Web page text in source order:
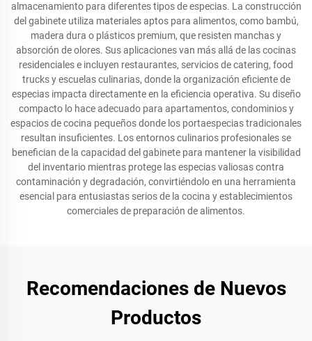
almacenamiento para diferentes tipos de especias. La construcción
del gabinete utiliza materiales aptos para alimentos, como bambú,
madera dura o plásticos premium, que resisten manchas y
absorción de olores. Sus aplicaciones van más allá de las cocinas
residenciales e incluyen restaurantes, servicios de catering, food
trucks y escuelas culinarias, donde la organización eficiente de
especias impacta directamente en la eficiencia operativa. Su diseño
compacto lo hace adecuado para apartamentos, condominios y
espacios de cocina pequeños donde los portaespecias tradicionales
resultan insuficientes. Los entornos culinarios profesionales se
benefician de la capacidad del gabinete para mantener la visibilidad
del inventario mientras protege las especias valiosas contra
contaminación y degradación, convirtiéndolo en una herramienta
esencial para entusiastas serios de la cocina y establecimientos
comerciales de preparación de alimentos.
Recomendaciones de Nuevos
Productos